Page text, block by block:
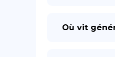
Où vit